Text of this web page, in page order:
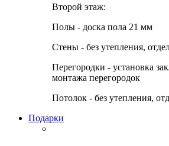
Второй этаж:
Полы - доска пола 21 мм
Стены - без утепления,
Перегородки - установка
монтажа перегородок
Потолок - без утепления,
Подарки